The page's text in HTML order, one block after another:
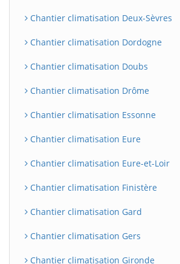
Chantier climatisation Deux-Sèvres
Chantier climatisation Dordogne
Chantier climatisation Doubs
Chantier climatisation Drôme
Chantier climatisation Essonne
Chantier climatisation Eure
Chantier climatisation Eure-et-Loir
Chantier climatisation Finistère
Chantier climatisation Gard
Chantier climatisation Gers
Chantier climatisation Gironde